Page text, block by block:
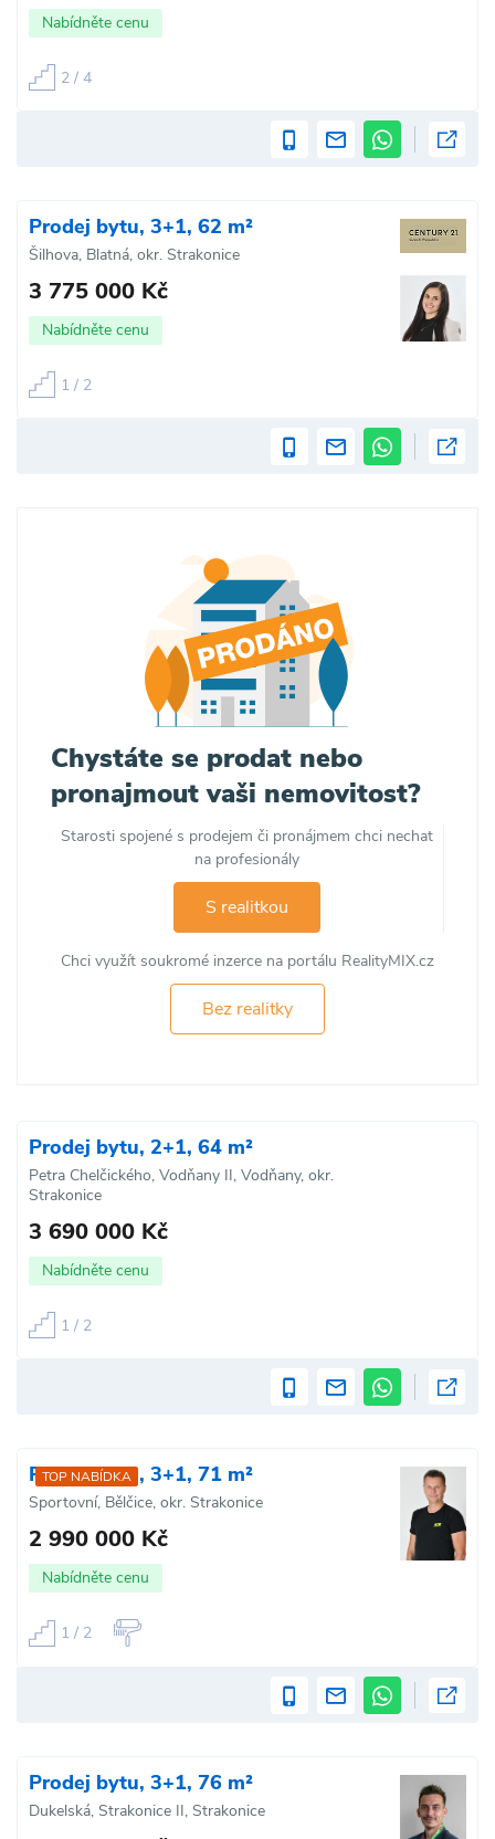
Nabídněte cenu
2 / 4
Prodej bytu, 3+1, 62 m²
Šilhova, Blatná, okr. Strakonice
3 775 000 Kč
Nabídněte cenu
1 / 2
Chystáte se prodat nebo
pronajmout vaši nemovitost?
Starosti spojené s prodejem či pronájmem chci nechat
na profesionály
S realitkou
Chci využít soukromé inzerce na portálu RealityMIX.cz
Bez realitky
Prodej bytu, 2+1, 64 m²
Petra Chelčického, Vodňany II, Vodňany, okr.
Strakonice
3 690 000 Kč
Nabídněte cenu
1 / 2
TOP NABÍDKA
Prodej bytu, 3+1, 71 m²
Sportovní, Bělčice, okr. Strakonice
2 990 000 Kč
Nabídněte cenu
1 / 2
Prodej bytu, 3+1, 76 m²
Dukelská, Strakonice II, Strakonice